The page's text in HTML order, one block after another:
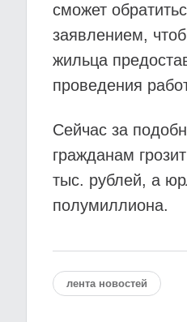
сможет
заявлением,
жильца
проведения
Сейчас за
гражданам
тыс. рублей, а
полумиллиона.
лента новостей